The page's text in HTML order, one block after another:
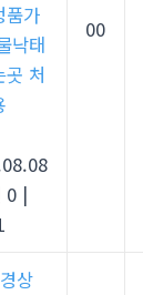
품가
낙태
곳 처
0 |
00
경상